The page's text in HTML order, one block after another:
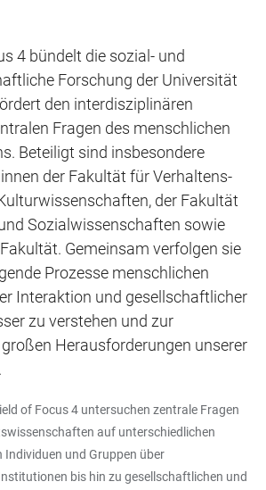
4 bündelt die sozial- und
Forschung der Universität
den interdisziplinären
Fragen des menschlichen
Beteiligt sind insbesondere
der Fakultät für Verhaltens-
der Fakultät
Sozialwissenschaften sowie
Gemeinsam verfolgen sie
Prozesse menschlichen
Interaktion und gesellschaftlicher
zu verstehen und zur
Herausforderungen unserer
of Focus 4 untersuchen zentrale Fragen
auf unterschiedlichen
Individuen und Gruppen über
bis hin zu gesellschaftlichen und